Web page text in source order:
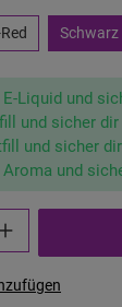
Schwarz
Liquid und
und sicher dir
und sicher
und